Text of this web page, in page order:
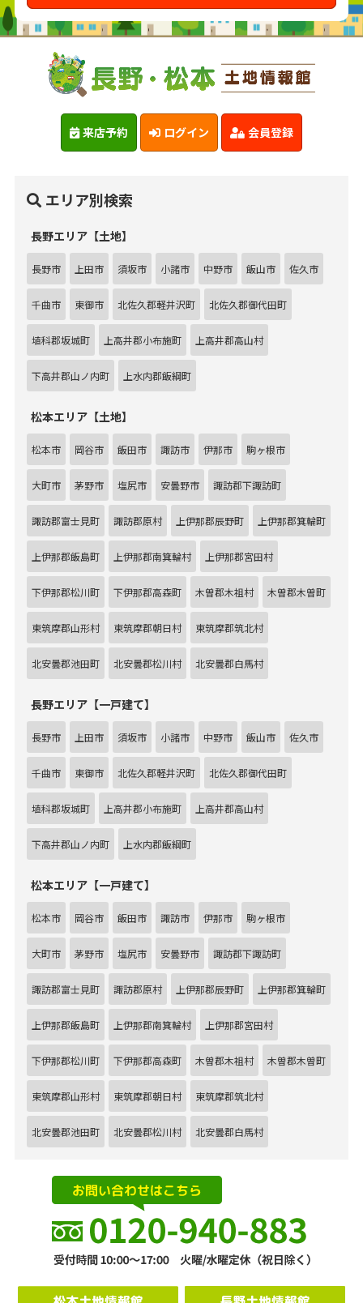
来店予約 ログイン 会員登録
エリア別検索
長野エリア【土地】
長野市 上田市 須坂市 小諸市 中野市 飯山市 佐久市
千曲市 東御市 北佐久郡軽井沢町 北佐久郡御代田町
埴科郡坂城町 上高井郡小布施町 上高井郡高山村
下高井郡山ノ内町 上水内郡飯綱町
松本エリア【土地】
松本市 岡谷市 飯田市 諏訪市 伊那市 駒ヶ根市
大町市 茅野市 塩尻市 安曇野市 諏訪郡下諏訪町
諏訪郡富士見町 諏訪郡原村 上伊那郡辰野町 上伊那郡箕輪町
上伊那郡飯島町 上伊那郡南箕輪村 上伊那郡宮田村
下伊那郡松川町 下伊那郡高森町 木曽郡木祖村 木曽郡木曽町
東筑摩郡山形村 東筑摩郡朝日村 東筑摩郡筑北村
北安曇郡池田町 北安曇郡松川村 北安曇郡白馬村
長野エリア【一戸建て】
長野市 上田市 須坂市 小諸市 中野市 飯山市 佐久市
千曲市 東御市 北佐久郡軽井沢町 北佐久郡御代田町
埴科郡坂城町 上高井郡小布施町 上高井郡高山村
下高井郡山ノ内町 上水内郡飯綱町
松本エリア【一戸建て】
松本市 岡谷市 飯田市 諏訪市 伊那市 駒ヶ根市
大町市 茅野市 塩尻市 安曇野市 諏訪郡下諏訪町
諏訪郡富士見町 諏訪郡原村 上伊那郡辰野町 上伊那郡箕輪町
上伊那郡飯島町 上伊那郡南箕輪村 上伊那郡宮田村
下伊那郡松川町 下伊那郡高森町 木曽郡木祖村 木曽郡木曽町
東筑摩郡山形村 東筑摩郡朝日村 東筑摩郡筑北村
北安曇郡池田町 北安曇郡松川村 北安曇郡白馬村